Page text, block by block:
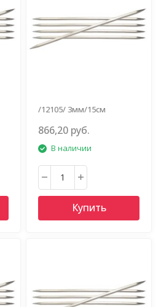
/12105/ 3мм/15см
866,20 руб.
В наличии
Купить